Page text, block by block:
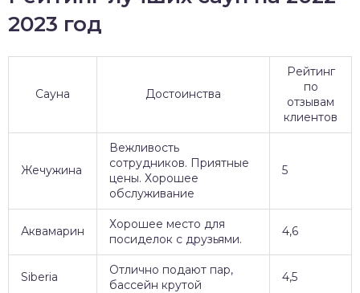
2023 год
Сауна Достоинства
Рейтинг
по
отзывам
клиентов
Жечужина
Вежливость
сотрудников. Приятные
цены. Хорошее
обслуживание
5
Аквамарин
Хорошее место для
посиделок с друзьями.
4,6
Siberia
Отлично подают пар,
бассейн крутой
4,5